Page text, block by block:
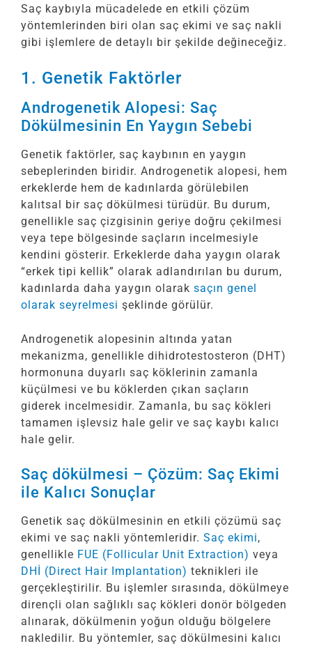
Saç kaybıyla mücadelede en etkili çözüm
yöntemlerinden biri olan saç ekimi ve saç nakli
gibi işlemlere de detaylı bir şekilde değineceğiz.
1. Genetik Faktörler
Androgenetik Alopesi: Saç
Dökülmesinin En Yaygın Sebebi
Genetik faktörler, saç kaybının en yaygın
sebeplerinden biridir. Androgenetik alopesi, hem
erkeklerde hem de kadınlarda görülebilen
kalıtsal bir saç dökülmesi türüdür. Bu durum,
genellikle saç çizgisinin geriye doğru çekilmesi
veya tepe bölgesinde saçların incelmesiyle
kendini gösterir. Erkeklerde daha yaygın olarak
“erkek tipi kellik” olarak adlandırılan bu durum,
kadınlarda daha yaygın olarak saçın genel
olarak seyrelmesi şeklinde görülür.
Androgenetik alopesinin altında yatan
mekanizma, genellikle dihidrotestosteron (DHT)
hormonuna duyarlı saç köklerinin zamanla
küçülmesi ve bu köklerden çıkan saçların
giderek incelmesidir. Zamanla, bu saç kökleri
tamamen işlevsiz hale gelir ve saç kaybı kalıcı
hale gelir.
Saç dökülmesi – Çözüm: Saç Ekimi
ile Kalıcı Sonuçlar
Genetik saç dökülmesinin en etkili çözümü saç
ekimi ve saç nakli yöntemleridir. Saç ekimi,
genellikle FUE (Follicular Unit Extraction) veya
DHİ (Direct Hair Implantation) teknikleri ile
gerçekleştirilir. Bu işlemler sırasında, dökülmeye
dirençli olan sağlıklı saç kökleri donör bölgeden
alınarak, dökülmenin yoğun olduğu bölgelere
nakledilir. Bu yöntemler, saç dökülmesini kalıcı